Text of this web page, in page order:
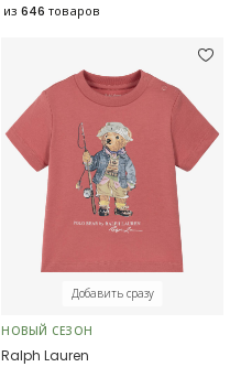
из 646 товаров
Добавить сразу
НОВЫЙ СЕЗОН
Ralph Lauren